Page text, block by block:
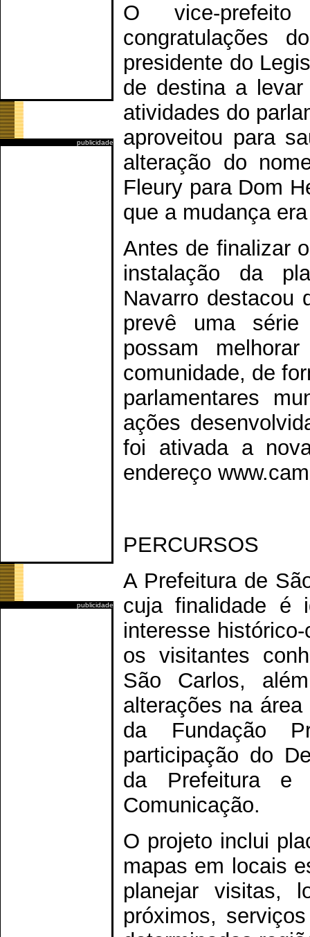
publicidade
publicidade
O vice-
congratulações
presidente do
de destina a
atividades do
aproveitou para
alteração do
Fleury para Dom
que a mudança
Antes de finalizar
instalação da
Navarro destacou
prevê uma
possam
comunidade, de
parlamentares
ações
foi ativada a
endereço
PERCURSOS
A Prefeitura de
cuja finalidade é
interesse
os visitantes
São Carlos,
alterações na
da Fundação
participação do
da Prefeitura e
Comunicação.
O projeto inclui
mapas em locais
planejar visitas,
próximos,